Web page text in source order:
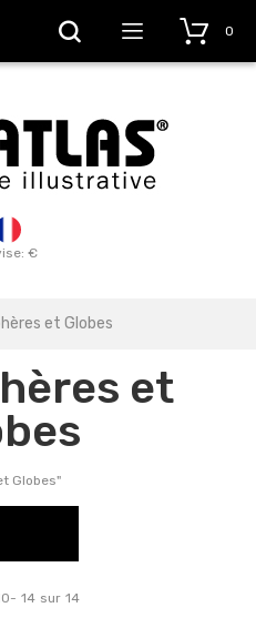
€
0
et Globes
et
Globes"
- 14 sur 14